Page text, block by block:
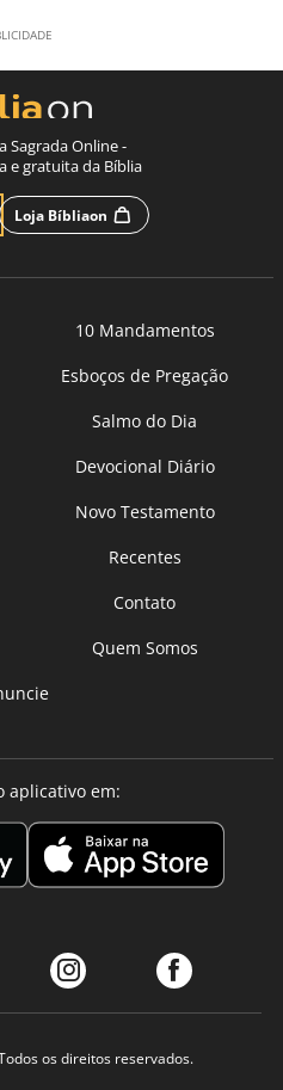
Sagrada Online -
e gratuita da Bíblia
Loja Bíbliaon
10 Mandamentos
Esboços de Pregação
Salmo do Dia
Devocional Diário
Novo Testamento
Recentes
Contato
Quem Somos
aplicativo em:
os direitos reservados.